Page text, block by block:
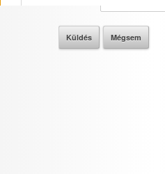
related to security,
functionality and fraud